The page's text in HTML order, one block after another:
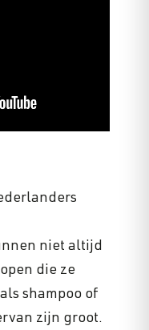
niet altijd
die ze
shampoo of
zijn groot.